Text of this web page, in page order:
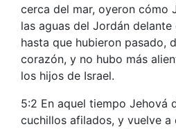
cerca del mar, oyeron cómo
las aguas del Jordán
hasta que hubieron pasado,
corazón, y no hubo más
los hijos de Israel.
5:2 En aquel tiempo Jehová
cuchillos afilados, y vuelve a